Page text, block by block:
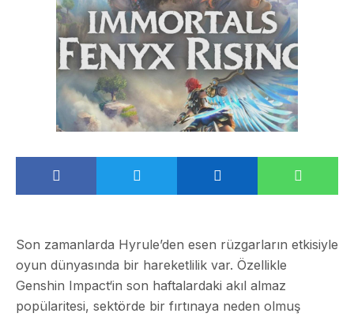
Son zamanlarda Hyrule’den esen rüzgarların etkisiyle
oyun dünyasında bir hareketlilik var. Özellikle
Genshin Impact‘in son haftalardaki akıl almaz
popülaritesi, sektörde bir fırtınaya neden olmuş